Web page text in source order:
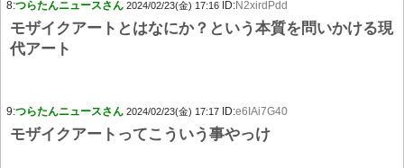
8:つらたんニュースさん 2024/02/23(金) 17:16 ID:N2xirdPdd
モザイクアートとはなにか？という本質を問いかける現
代アート
9:つらたんニュースさん 2024/02/23(金) 17:17 ID:e6IAi7G40
モザイクアートってこういう事やっけ